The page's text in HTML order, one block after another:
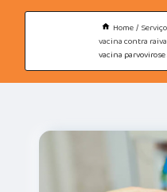
Home
vacina contra
vacina